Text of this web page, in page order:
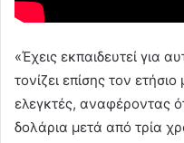
«Έχεις εκπαιδευτεί για
τονίζει επίσης τον
ελεγκτές, αναφέροντας
δολάρια μετά από τρία